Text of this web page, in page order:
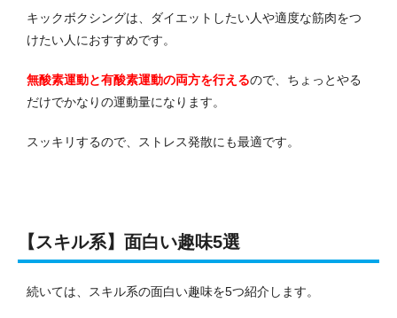
キックボクシングは、ダイエットしたい人や適度な筋肉をつ
けたい人におすすめです。
無酸素運動と有酸素運動の両方を行えるので、ちょっとやる
だけでかなりの運動量になります。
スッキリするので、ストレス発散にも最適です。
【スキル系】面白い趣味5選
続いては、スキル系の面白い趣味を5つ紹介します。